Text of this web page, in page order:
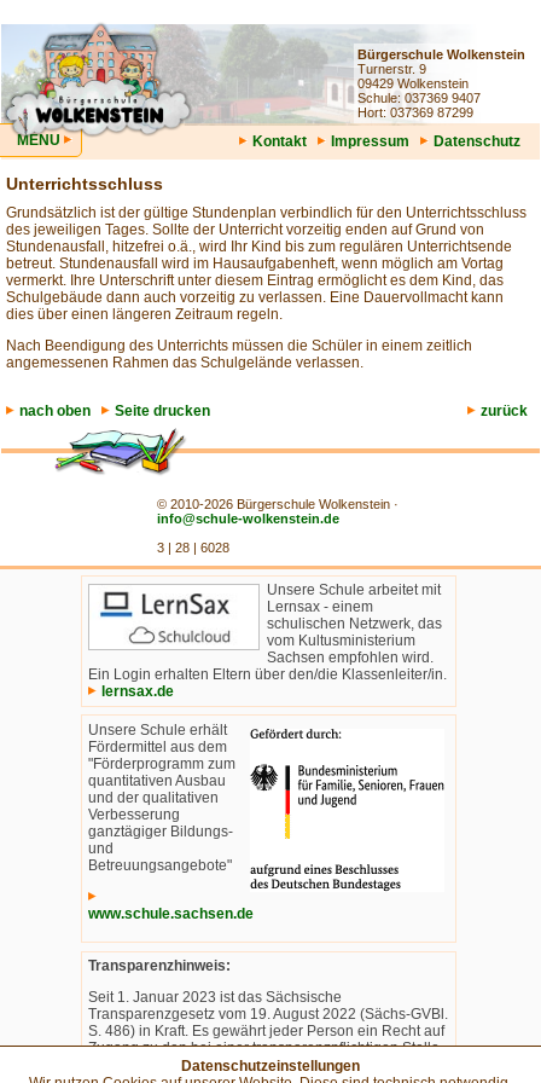
Datenschutzeinstellungen
MENU Kontakt Impressum Datenschutz
Bürgerschule Wolkenstein
Turnerstr. 9
09429 Wolkenstein
Schule: 037369 9407
Hort: 037369 87299
Unterrichtsschluss
Grundsätzlich ist der gültige Stundenplan verbindlich für den Unterrichtsschluss
des jeweiligen Tages. Sollte der Unterricht vorzeitig enden auf Grund von
Stundenausfall, hitzefrei o.ä., wird Ihr Kind bis zum regulären Unterrichtsende
betreut. Stundenausfall wird im Hausaufgabenheft, wenn möglich am Vortag
vermerkt. Ihre Unterschrift unter diesem Eintrag ermöglicht es dem Kind, das
Schulgebäude dann auch vorzeitig zu verlassen. Eine Dauervollmacht kann
dies über einen längeren Zeitraum regeln.
Nach Beendigung des Unterrichts müssen die Schüler in einem zeitlich
angemessenen Rahmen das Schulgelände verlassen.
nach oben Seite drucken zurück
© 2010-2026 Bürgerschule Wolkenstein ·
info@schule-wolkenstein.de
3 | 28 | 6028
Unsere Schule arbeitet mit
Lernsax - einem
schulischen Netzwerk, das
vom Kultusministerium
Sachsen empfohlen wird.
Ein Login erhalten Eltern über den/die Klassenleiter/in.
lernsax.de
Unsere Schule erhält
Fördermittel aus dem
"Förderprogramm zum
quantitativen Ausbau
und der qualitativen
Verbesserung
ganztägiger Bildungs-
und
Betreuungsangebote"
www.schule.sachsen.de
Transparenzhinweis:
Seit 1. Januar 2023 ist das Sächsische
Transparenzgesetz vom 19. August 2022 (Sächs-GVBl.
S. 486) in Kraft. Es gewährt jeder Person ein Recht auf
Zugang zu den bei einer transparenzpflichtigen Stelle
im Freistaat Sachsen verfügbaren Informationen,